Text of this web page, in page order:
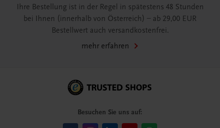
Ihre Bestellung ist in der Regel in spätestens 48 Stunden
bei Ihnen (innerhalb von Österreich) – ab 29,00 EUR
Bestellwert auch versandkostenfrei.
mehr erfahren
Besuchen Sie uns auf: